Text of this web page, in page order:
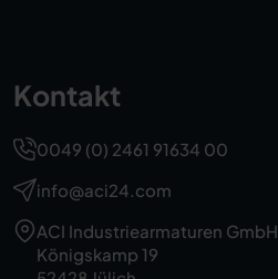
Kontakt
0049 (0) 2461 91634 00
info@aci24.com
ACI Industriearmaturen GmbH
Königskamp 19